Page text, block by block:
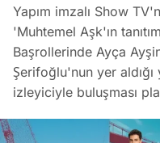
Yapım imzalı Show
'Muhtemel Aşk'ın
Başrollerinde Ayça
Şerifoğlu'nun yer aldığı
izleyiciyle buluşması